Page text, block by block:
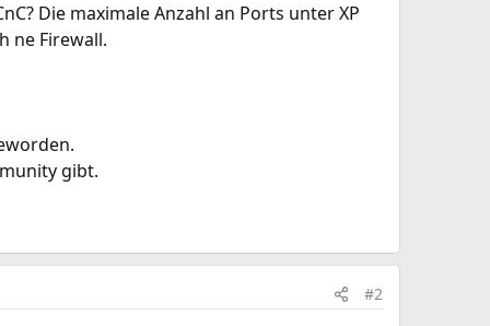
Die maximale Anzahl an Ports unter XP
ne Firewall.
gibt.
#2